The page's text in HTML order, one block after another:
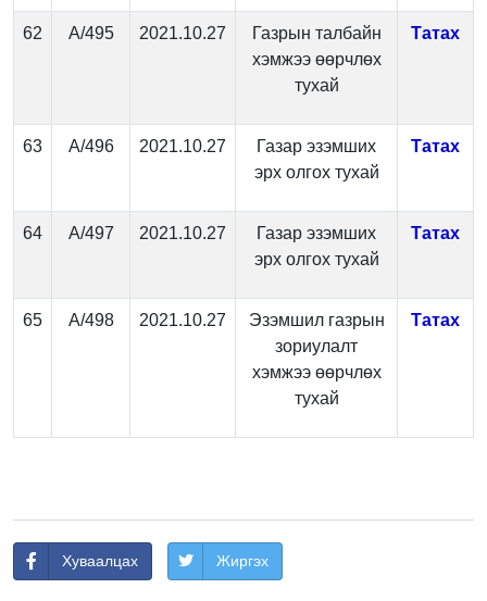
62 А/495 2021.10.27
Газрын талбайн
хэмжээ өөрчлөх
тухай
Татах
63 А/496 2021.10.27
Газар эзэмших
эрх олгох тухай
Татах
64 А/497 2021.10.27
Газар эзэмших
эрх олгох тухай
Татах
65 А/498 2021.10.27
Эзэмшил газрын
зориулалт
хэмжээ өөрчлөх
тухай
Татах
Хуваалцах Жиргэх